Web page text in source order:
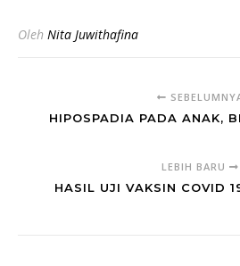
Oleh Nita Juwithafina
HIPOSPADIA PADA ANAK,
LEBIH BARU
HASIL UJI VAKSIN COVID